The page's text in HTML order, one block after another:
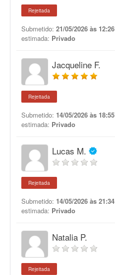
Rejeitada
Submetido: 21/05/2026 às 12:26
estimada: Privado
Jacqueline F.
Rejeitada
Submetido: 14/05/2026 às 18:55
estimada: Privado
Lucas M.
Rejeitada
Submetido: 14/05/2026 às 21:34
estimada: Privado
Natalia P.
Rejeitada